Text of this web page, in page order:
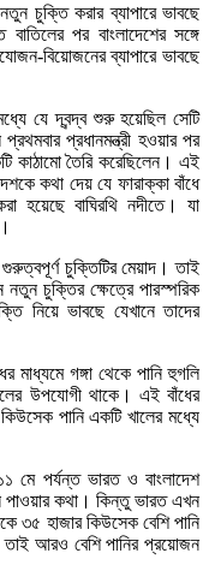
চুক্তি করার ব্যাপারে ভাবছে
পর বাংলাদেশের সঙ্গে
বিয়োজনের ব্যাপারে ভাবছে
যে দ্বন্দ্ব শুরু হয়েছিল সেটি
প্রধানমন্ত্রী হওয়ার পর
কাঠামো তৈরি করেছিলেন। এই
কথা দেয় যে ফারাক্কা বাঁধে
হয়েছে বাঘিরথি নদীতে। যা
চুক্তিটির মেয়াদ। তাই
চুক্তির ক্ষেত্রে পারস্পরিক
নিয়ে ভাবছে যেখানে তাদের
গঙ্গা থেকে পানি হুগলি
উপযোগী থাকে। এই বাঁধের
পানি একটি খালের মধ্যে
মে পর্যন্ত ভারত ও বাংলাদেশ
পাওয়ার কথা। কিন্তু ভারত এখন
হাজার কিউসেক বেশি পানি
তাই আরও বেশি পানির প্রয়োজন